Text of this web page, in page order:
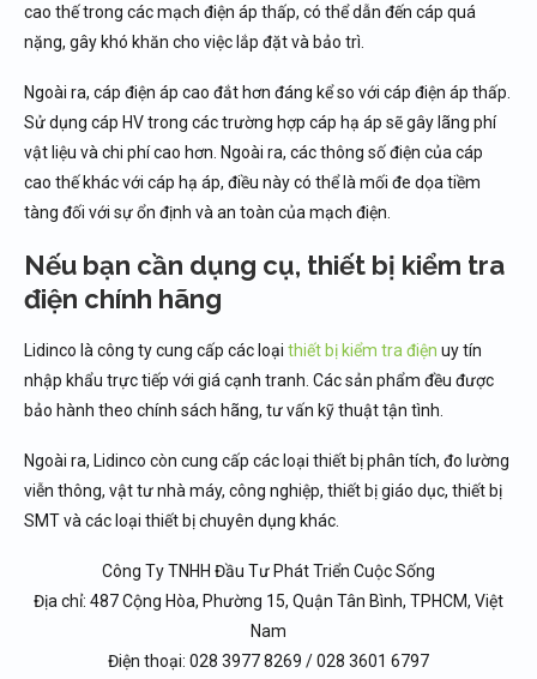
cao thế trong các mạch điện áp thấp, có thể dẫn đến cáp quá
nặng, gây khó khăn cho việc lắp đặt và bảo trì.
Ngoài ra, cáp điện áp cao đắt hơn đáng kể so với cáp điện áp thấp.
Sử dụng cáp HV trong các trường hợp cáp hạ áp sẽ gây lãng phí
vật liệu và chi phí cao hơn. Ngoài ra, các thông số điện của cáp
cao thế khác với cáp hạ áp, điều này có thể là mối đe dọa tiềm
tàng đối với sự ổn định và an toàn của mạch điện.
Nếu bạn cần dụng cụ, thiết bị kiểm tra
điện chính hãng
Lidinco là công ty cung cấp các loại thiết bị kiểm tra điện uy tín
nhập khẩu trực tiếp với giá cạnh tranh. Các sản phẩm đều được
bảo hành theo chính sách hãng, tư vấn kỹ thuật tận tình.
Ngoài ra, Lidinco còn cung cấp các loại thiết bị phân tích, đo lường
viễn thông, vật tư nhà máy, công nghiệp, thiết bị giáo dục, thiết bị
SMT và các loại thiết bị chuyên dụng khác.
Công Ty TNHH Đầu Tư Phát Triển Cuộc Sống
Địa chỉ: 487 Cộng Hòa, Phường 15, Quận Tân Bình, TPHCM, Việt
Nam
Điện thoại: 028 3977 8269 / 028 3601 6797